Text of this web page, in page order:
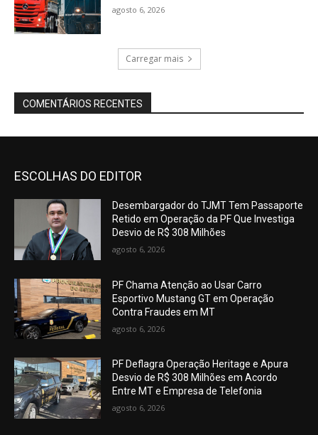
agosto 6, 2026
Carregar mais
COMENTÁRIOS RECENTES
ESCOLHAS DO EDITOR
Desembargador do TJMT Tem Passaporte
Retido em Operação da PF Que Investiga
Desvio de R$ 308 Milhões
agosto 6, 2026
PF Chama Atenção ao Usar Carro
Esportivo Mustang GT em Operação
Contra Fraudes em MT
agosto 6, 2026
PF Deflagra Operação Heritage e Apura
Desvio de R$ 308 Milhões em Acordo
Entre MT e Empresa de Telefonia
agosto 6, 2026